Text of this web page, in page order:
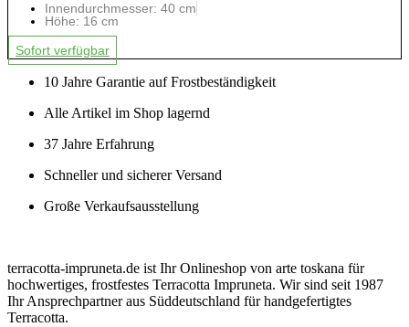
Innendurchmesser: 40 cm
Höhe: 16 cm
Sofort verfügbar
10 Jahre Garantie auf Frostbeständigkeit
Alle Artikel im Shop lagernd
37 Jahre Erfahrung
Schneller und sicherer Versand
Große Verkaufsausstellung
terracotta-impruneta.de ist Ihr Onlineshop von arte toskana für
hochwertiges, frostfestes Terracotta Impruneta. Wir sind seit 1987
Ihr Ansprechpartner aus Süddeutschland für handgefertigtes
Terracotta.